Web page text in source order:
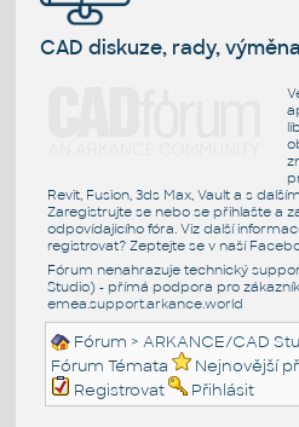
CAD diskuze, rady,
Revit, Fusion, 3ds Max, Vault a s
Zaregistrujte se nebo se přihlašte a
odpovídajícího fóra. Viz další
registrovat? Zeptejte se v naší
Fórum nenahrazuje technický
Studio) - přímá podpora pro
emea.support.arkance.world
Fórum >ARKANCE/CAD
Fórum Témata
Nejnovější
Registrovat
Přihlásit